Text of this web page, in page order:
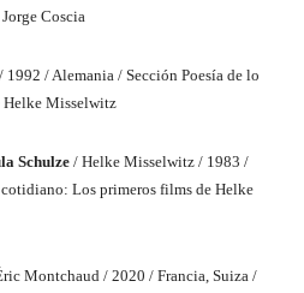
Coscia
/ Alemania / Sección Poesía de lo
Helke Misselwitz
Schulze / Helke Misselwitz / 1983 /
Los primeros films de Helke
Montchaud / 2020 / Francia, Suiza /